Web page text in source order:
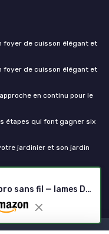
Tondeuse cheveux homme pro sans fil — lames DLC, moteur vectoriel 12 000 tr/min
foyer de cuisson élégant et
foyer de cuisson élégant et
en continu pour le
étapes qui font gagner six
jardinier et son jardin